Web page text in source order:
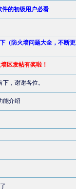
的初级用户必看
（防火墙问题大全，不断更
区发帖有奖啦！
，谢谢各位。
能介绍